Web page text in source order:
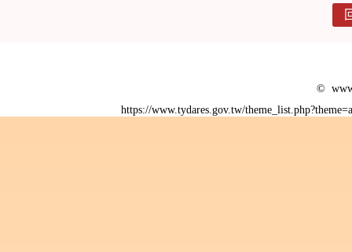
©
https://www.tydares.gov.tw/